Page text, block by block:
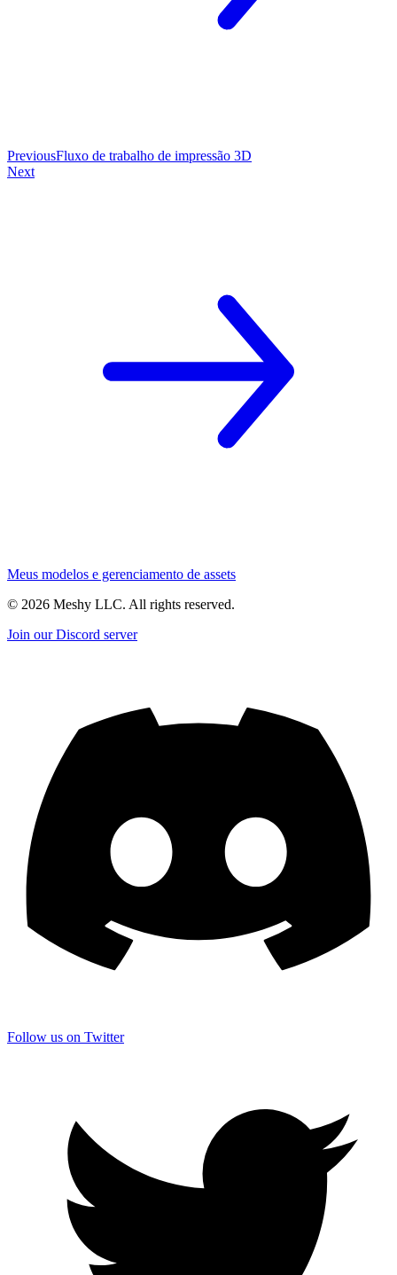
PreviousFluxo de trabalho de impressão 3D
Next
Meus modelos e gerenciamento de assets
© 2026 Meshy LLC. All rights reserved.
Join our Discord server
Follow us on Twitter